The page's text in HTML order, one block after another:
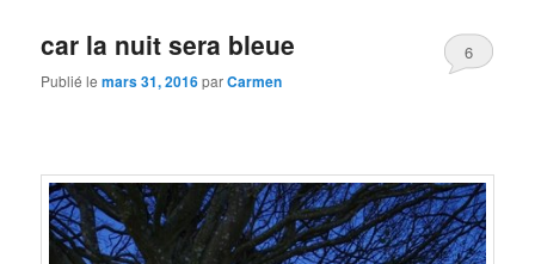
car la nuit sera bleue
Publié lemars 31, 2016parCarmen
6